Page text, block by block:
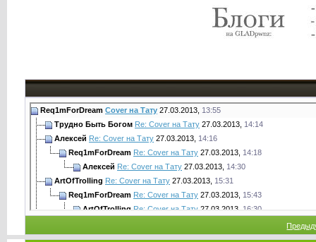
Req1mForDream Cover на Тату27.03.2013, 13:55
Трудно Быть Богом Re: Cover на Тату27.03.2013, 14:14
Алексей Re: Cover на Тату27.03.2013, 14:16
Req1mForDream Re: Cover на Тату27.03.2013, 14:18
Алексей Re: Cover на Тату27.03.2013, 14:30
ArtOfTrolling Re: Cover на Тату27.03.2013, 15:31
Req1mForDream Re: Cover на Тату27.03.2013, 15:43
ArtOfTrolling Re: Cover на Тату27.03.2013, 16:30
17:27
WhatTheFuck? Re: Cover на Тату27.03.2013,17:39